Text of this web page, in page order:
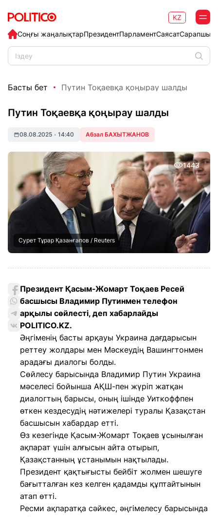
Соңғы жаңалықтарПрезидентПарламентСаясат
KZ
Басты бет Путин Тоқаевқа қоңырау шалды
Путин Тоқаевқа қоңырау шалды
08.08.2025 • 14:40 Абзал БАХЫТЖАНОВ
1443
Сурет Тұрар Қазанғапов / Reuters
Президент Қасым-Жомарт Тоқаев Ресей
басшысы Владимир Путинмен телефон
арқылы сөйлесті, деп хабарлайды
POLITICO.KZ.
Әңгіменің басты арқауы Украина дағдарысын
реттеу жолдары мен Мәскеудің Вашингтонмен
арадағы диалогы болды.
Сөйлесу барысында Владимир Путин Украина
мәселесі бойынша АҚШ-пен жүріп жатқан
диалогтың барысы, оның ішінде Уиткоффпен
өткен кездесудің нәтижелері туралы Қазақстан
басшысын хабардар етті.
Өз кезегінде Қасым-Жомарт Тоқаев ұсынылған
ақпарат үшін алғысын айта отырып,
Қазақстанның ұстанымын нақтылады.
Президент қақтығысты бейбіт жолмен шешуге
бағытталған кез келген қадамды құптайтынын
атап өтті.
Ресми ақпаратқа сәйкес, әңгімелесу барысында